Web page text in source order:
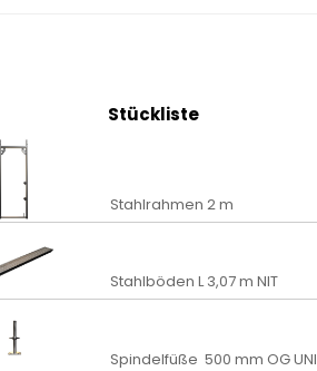
Stückliste
Stahlrahmen 2 m
Stahlböden L 3,07 m NIT
Spindelfüße 500 mm OG UNI